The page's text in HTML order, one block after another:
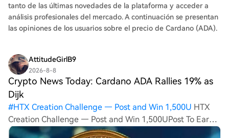
tanto de las últimas novedades de la plataforma y acceder a
análisis profesionales del mercado. A continuación se presentan
las opiniones de los usuarios sobre el precio de Cardano (ADA).
AttitudeGirlB9
2026-8-8
Crypto News Today: Cardano ADA Rallies 19% as
Dijk
#HTX Creation Challenge — Post and Win 1,500U HTX
Creation Challenge — Post and Win 1,500UPost To Earn
Bonus Crypto News Today: Cardano ADA Rallies 19% as